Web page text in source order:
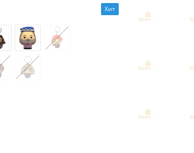
Хит